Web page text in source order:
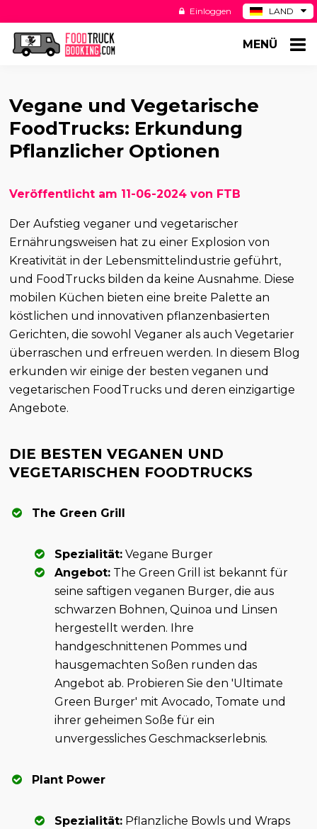
LAND
ES
Einloggen
MENÜ
Vegane und Vegetarische
FoodTrucks: Erkundung
Pflanzlicher Optionen
Veröffentlicht am 11-06-2024 von FTB
Der Aufstieg veganer und vegetarischer
Ernährungsweisen hat zu einer Explosion von
Kreativität in der Lebensmittelindustrie geführt,
und FoodTrucks bilden da keine Ausnahme. Diese
mobilen Küchen bieten eine breite Palette an
köstlichen und innovativen pflanzenbasierten
Gerichten, die sowohl Veganer als auch Vegetarier
überraschen und erfreuen werden. In diesem Blog
erkunden wir einige der besten veganen und
vegetarischen FoodTrucks und deren einzigartige
Angebote.
DIE BESTEN VEGANEN UND
VEGETARISCHEN FOODTRUCKS
The Green Grill
Spezialität: Vegane Burger
Angebot: The Green Grill ist bekannt für
seine saftigen veganen Burger, die aus
schwarzen Bohnen, Quinoa und Linsen
hergestellt werden. Ihre
handgeschnittenen Pommes und
hausgemachten Soßen runden das
Angebot ab. Probieren Sie den 'Ultimate
Green Burger' mit Avocado, Tomate und
ihrer geheimen Soße für ein
unvergessliches Geschmackserlebnis.
Plant Power
Spezialität: Pflanzliche Bowls und Wraps